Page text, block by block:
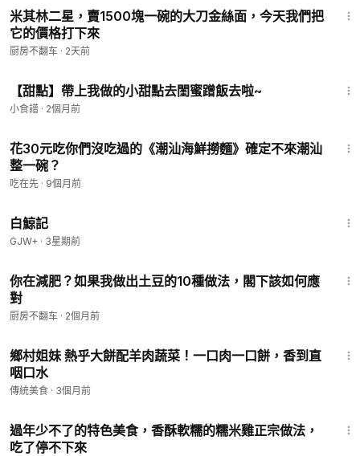
米其林二星，賣1500塊一碗的大刀金絲面，今天我們把
它的價格打下來
厨房不翻车 · 2天前
【甜點】帶上我做的小甜點去閨蜜蹭飯去啦~
小食譜 · 2個月前
花30元吃你們沒吃過的《潮汕海鮮撈麵》確定不來潮汕
整一碗？
吃在先 · 9個月前
白鯨記
GJW+ · 3星期前
你在減肥？如果我做出土豆的10種做法，閣下該如何應
對
厨房不翻车 · 2個月前
鄉村姐妹 熱乎大餅配羊肉蔬菜！一口肉一口餅，香到直
咽口水
傳統美食 · 3個月前
過年少不了的特色美食，香酥軟糯的糯米雞正宗做法，
吃了停不下來